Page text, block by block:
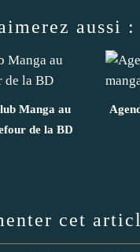
aussi :
Manga au
de la BD
cet